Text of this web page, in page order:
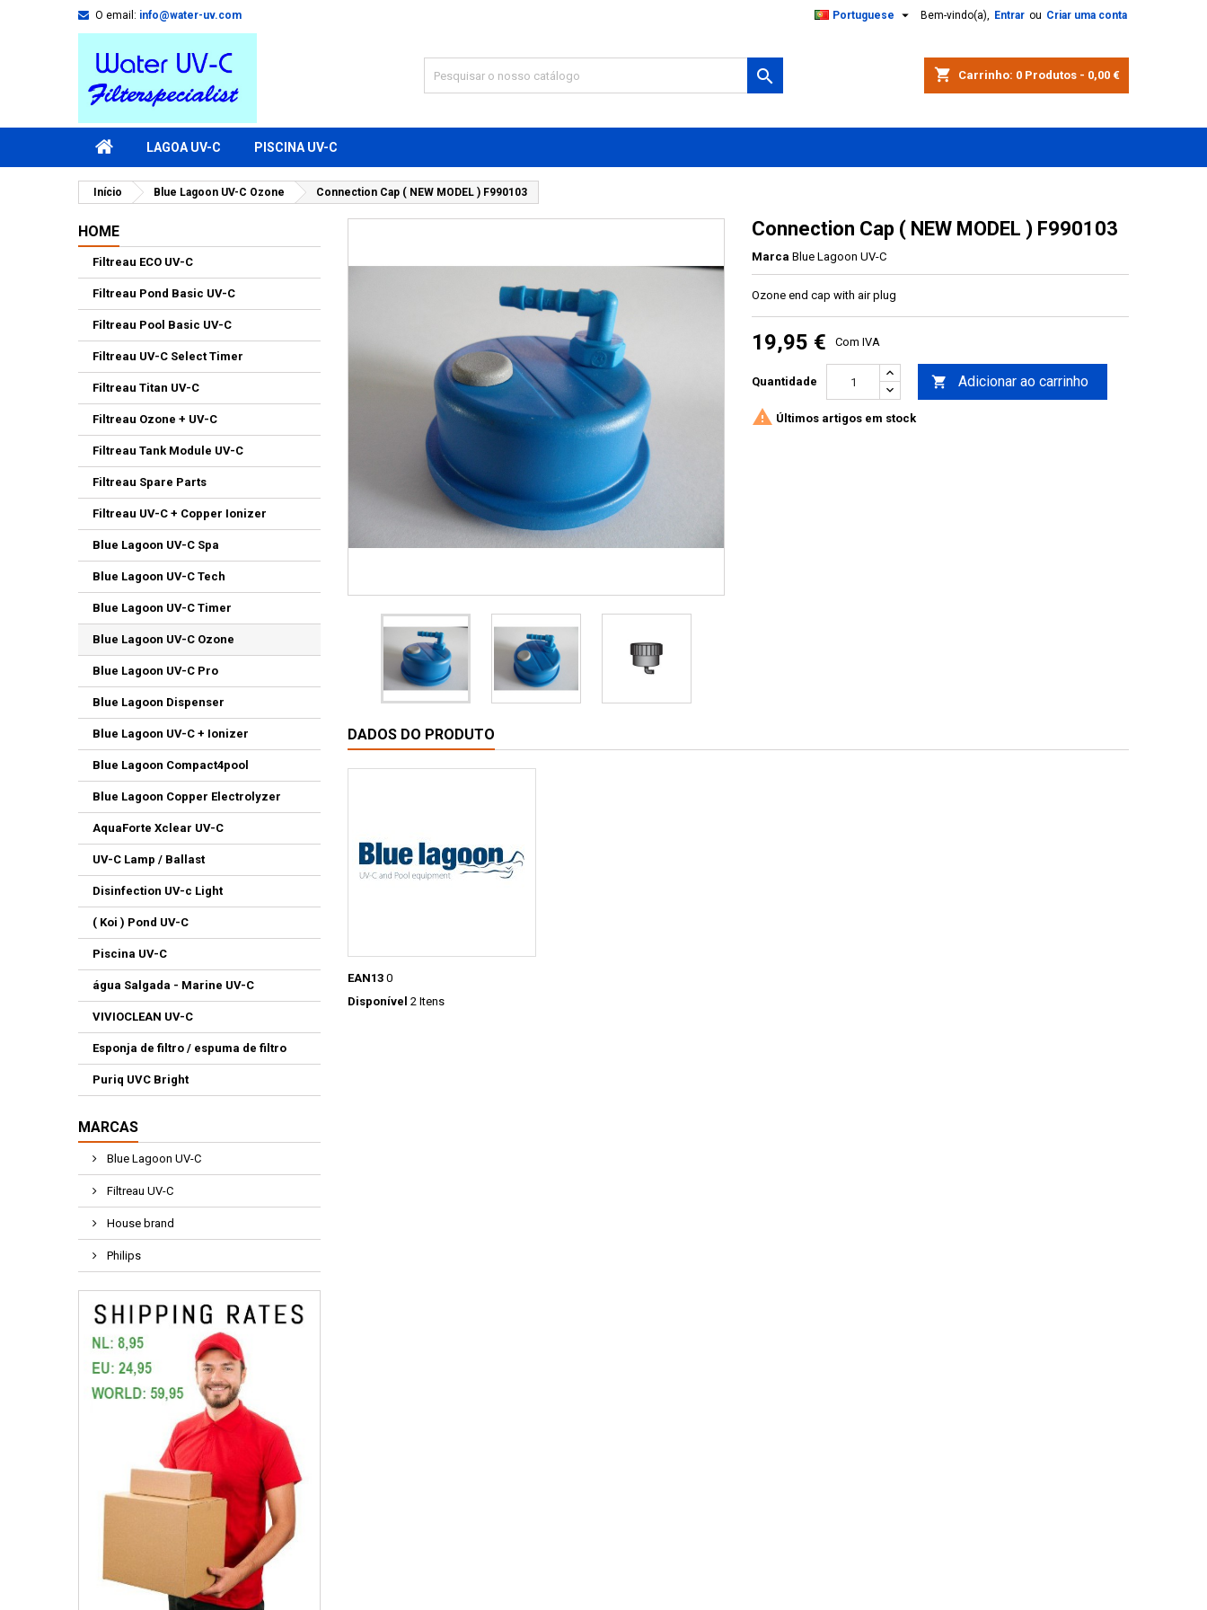
O email: info@water-uv.com Bem-vindo(a), Entrar ou Criar uma conta
Portuguese 
shopping_cart Carrinho: 0 Produtos - 0,00 €

LAGOA UV-C PISCINA UV-C
Início Blue Lagoon UV-C Ozone Connection Cap ( NEW MODEL ) F990103
HOME
Filtreau ECO UV-C
Filtreau Pond Basic UV-C
Filtreau Pool Basic UV-C
Filtreau UV-C Select Timer
Filtreau Titan UV-C
Filtreau Ozone + UV-C
Filtreau Tank Module UV-C
Filtreau Spare Parts
Filtreau UV-C + Copper Ionizer
Blue Lagoon UV-C Spa
Blue Lagoon UV-C Tech
Blue Lagoon UV-C Timer
Blue Lagoon UV-C Ozone
Blue Lagoon UV-C Pro
Blue Lagoon Dispenser
Blue Lagoon UV-C + Ionizer
Blue Lagoon Compact4pool
Blue Lagoon Copper Electrolyzer
AquaForte Xclear UV-C
UV-C Lamp / Ballast
Disinfection UV-c Light
( Koi ) Pond UV-C
Piscina UV-C
água Salgada - Marine UV-C
VIVIOCLEAN UV-C
Esponja de filtro / espuma de filtro
Puriq UVC Bright
MARCAS
Blue Lagoon UV-C
Filtreau UV-C
House brand
Philips
Connection Cap ( NEW MODEL ) F990103
Marca Blue Lagoon UV-C
Ozone end cap with air plug
19,95 € Com IVA
Quantidade  Adicionar ao carrinho
 Últimos artigos em stock
DADOS DO PRODUTO
EAN13 0
Disponível 2 Itens